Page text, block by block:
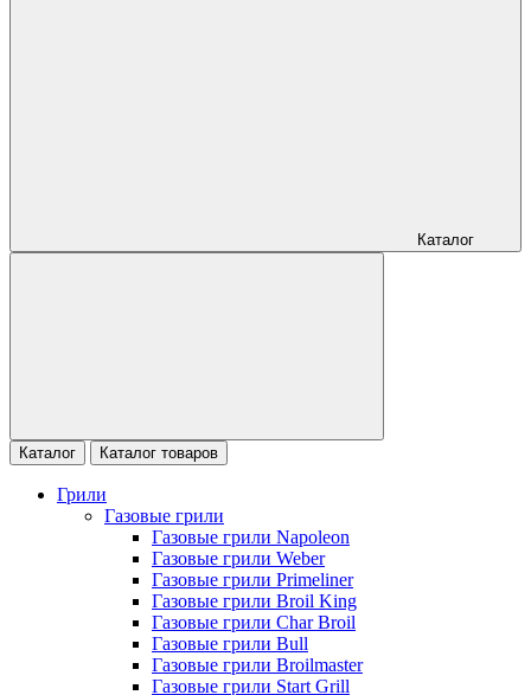
Каталог
Каталог Каталог товаров
Грили
Газовые грили
Газовые грили Napoleon
Газовые грили Weber
Газовые грили Primeliner
Газовые грили Broil King
Газовые грили Char Broil
Газовые грили Bull
Газовые грили Broilmaster
Газовые грили Start Grill